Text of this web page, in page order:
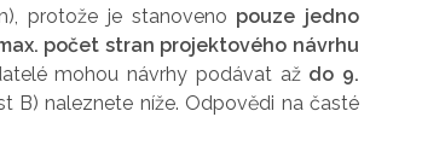
protože je stanoveno pouze jedno
počet stran projektového návrhu
mohou návrhy podávat až do 9.
B) naleznete níže. Odpovědi na časté